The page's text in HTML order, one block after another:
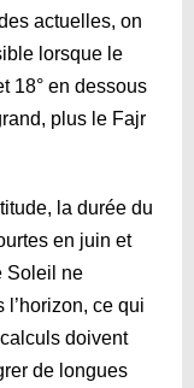
actuelles, on
lorsque le
18° en dessous
plus le Fajr
la durée du
en juin et
Soleil ne
ce qui
doivent
de longues